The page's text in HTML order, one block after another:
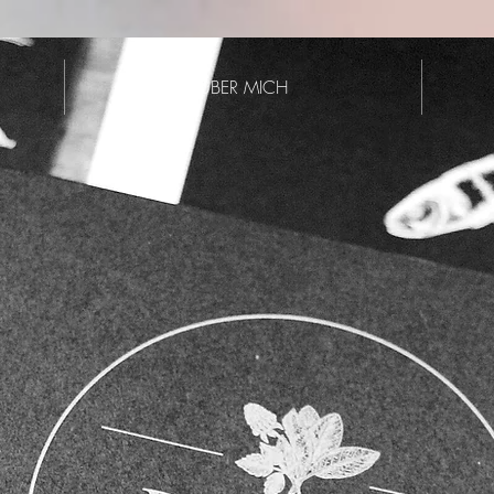
ÜBER MICH